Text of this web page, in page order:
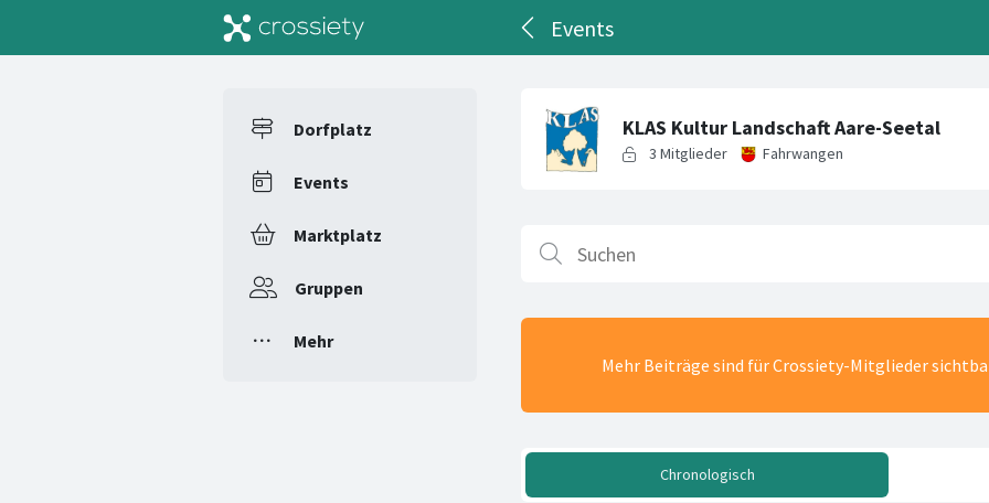
Events
Dorfplatz
Events
Marktplatz
Gruppen
Mehr
Mehr Beiträge sind für Crossiety-Mitglieder
Chronologisch